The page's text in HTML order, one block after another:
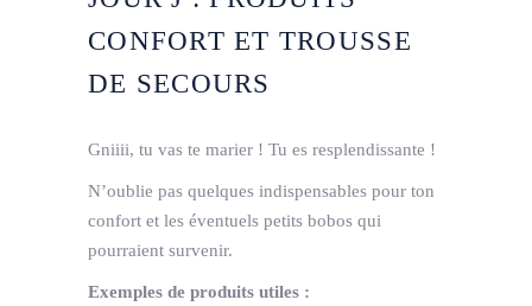
CONFORT ET TROUSSE
DE SECOURS
Gniiii, tu vas te marier ! Tu es resplendissante !
N’oublie pas quelques indispensables pour ton
confort et les éventuels petits bobos qui
pourraient survenir.
Exemples de produits utiles :